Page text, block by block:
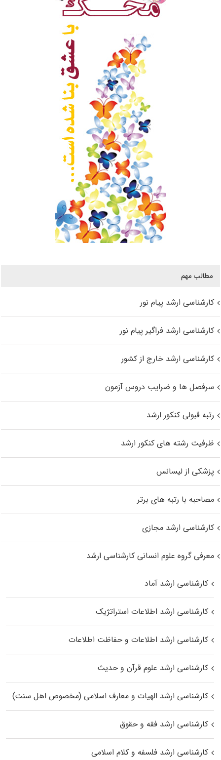
مطالب مهم
کارشناسی ارشد پیام نور
کارشناسی ارشد فراگیر پیام نور
کارشناسی ارشد خارج از کشور
سرفصل ها و ضرایب دروس آزمون
رتبه قبولی کنکور ارشد
ظرفیت رشته های کنکور ارشد
پزشکی از لیسانس
مصاحبه با رتبه های برتر
کارشناسی ارشد مجازی
معرفی گروه علوم انسانی کارشناسی ارشد
کارشناسی ارشد آماد
کارشناسی ارشد اطلاعات استراتژیک
کارشناسی ارشد اطلاعات و حفاظت اطلاعات
کارشناسی ارشد علوم قرآن و حدیث
کارشناسی ارشد الهیات و معارف اسلامی (مخصوص اهل سنت)
کارشناسی ارشد فقه و حقوق
کارشناسی ارشد فلسفه و کلام اسلامی